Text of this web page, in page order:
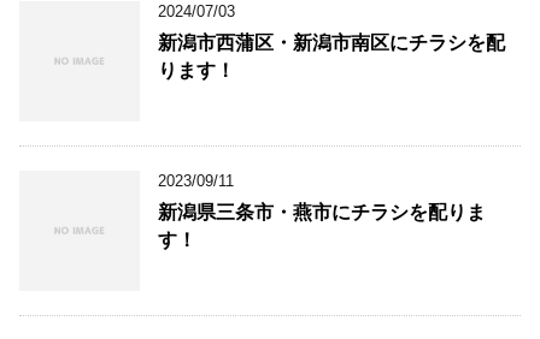
2024/07/03
新潟市西蒲区・新潟市南区にチラシを配
ります！
2023/09/11
新潟県三条市・燕市にチラシを配りま
す！